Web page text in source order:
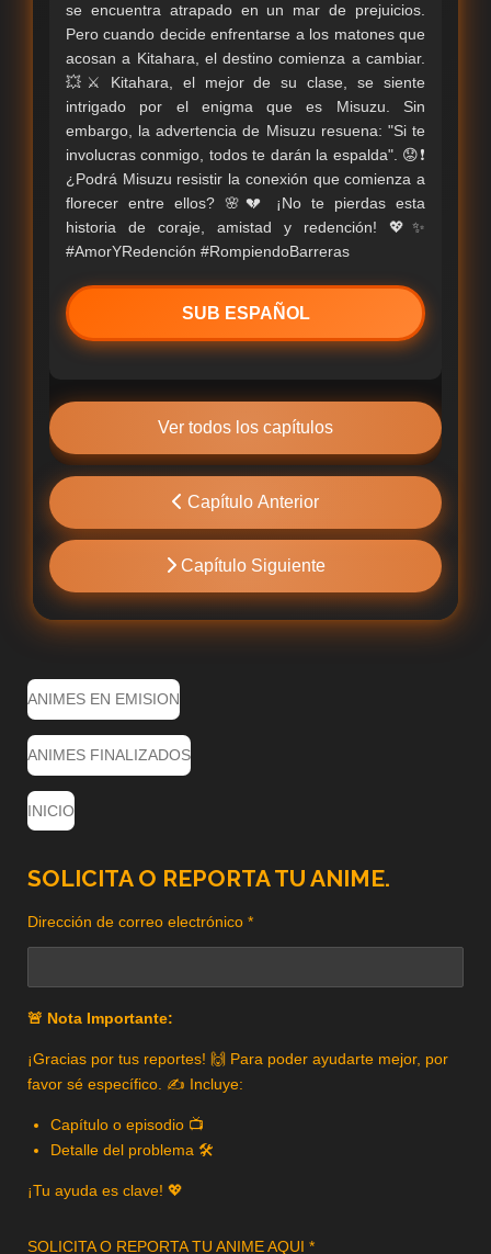
se encuentra atrapado en un mar de prejuicios.
Pero cuando decide enfrentarse a los matones que
acosan a Kitahara, el destino comienza a cambiar.
💥⚔️ Kitahara, el mejor de su clase, se siente
intrigado por el enigma que es Misuzu. Sin
embargo, la advertencia de Misuzu resuena: "Si te
involucras conmigo, todos te darán la espalda". 😟❗️
¿Podrá Misuzu resistir la conexión que comienza a
florecer entre ellos? 🌸💔 ¡No te pierdas esta
historia de coraje, amistad y redención! 💖✨
#AmorYRedención #RompiendoBarreras
SUB ESPAÑOL
Ver todos los capítulos
Capítulo Anterior
Capítulo Siguiente
ANIMES EN EMISION
ANIMES FINALIZADOS
INICIO
SOLICITA O REPORTA TU ANIME.
Dirección de correo electrónico *
🚨 Nota Importante:
¡Gracias por tus reportes! 🙌 Para poder ayudarte mejor, por
favor sé específico. ✍️ Incluye:
Capítulo o episodio 📺
Detalle del problema 🛠️
¡Tu ayuda es clave! 💖
SOLICITA O REPORTA TU ANIME AQUI *